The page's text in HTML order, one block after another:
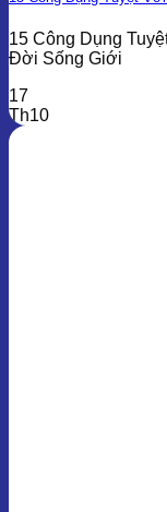
15 Công Dụng
Đời Sống Giới
17
Th10